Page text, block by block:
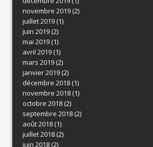
novembre 2019(2)
juillet 2019(1)
juin 2019(2)
mai 2019(1)
avril 2019(1)
mars 2019(2)
janvier 2019(2)
décembre 2018(1)
novembre 2018(1)
octobre 2018(2)
septembre 2018(2)
août 2018(1)
juillet 2018(2)
juin 2018(2)